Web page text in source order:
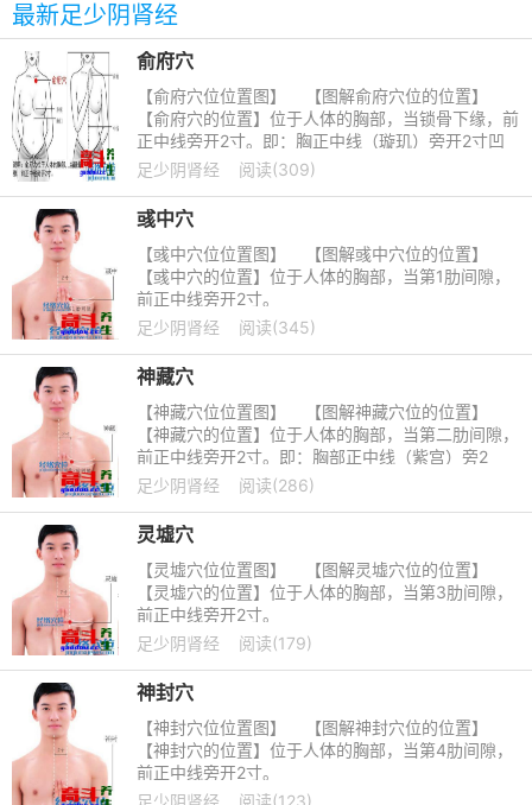
最新足少阴肾经
俞府穴
【俞府穴位位置图】 【图解俞府穴位的位置】
【俞府穴的位置】位于人体的胸部，当锁骨下缘，前
正中线旁开2寸。即：胸正中线（璇玑）旁开2寸凹
陷处。
足少阴肾经 阅读(309)
彧中穴
【彧中穴位位置图】 【图解彧中穴位的位置】
【彧中穴的位置】位于人体的胸部，当第1肋间隙，
前正中线旁开2寸。
足少阴肾经
阅读(345)
神藏穴
【神藏穴位位置图】 【图解神藏穴位的位置】
【神藏穴的位置】位于人体的胸部，当第二肋间隙，
前正中线旁开2寸。即：胸部正中线（紫宫）旁2
寸，第二肋间隙凹陷处。《循经考穴
足少阴肾经 阅读(286)
灵墟穴
【灵墟穴位位置图】 【图解灵墟穴位的位置】
【灵墟穴的位置】位于人体的胸部，当第3肋间隙，
前正中线旁开2寸。
足少阴肾经
阅读(179)
神封穴
【神封穴位位置图】 【图解神封穴位的位置】
【神封穴的位置】位于人体的胸部，当第4肋间隙，
前正中线旁开2寸。
足少阴肾经
阅读(123)